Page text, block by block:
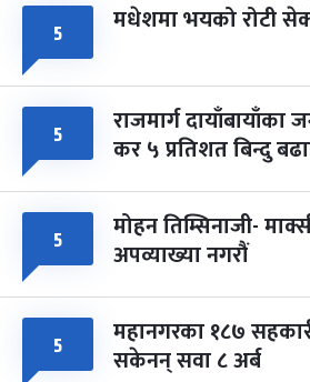
५ मधेशमा भयको रोटी
५ राजमार्ग दायाँबायाँका
कर ५ प्रतिशत बिन्दु
५ मोहन तिम्सिनाजी-
अपव्याख्या नगरौं
५ महानगरका १८७
सकेनन् सवा ८ अर्ब